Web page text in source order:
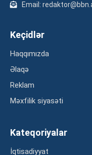
Email:
Keçidlər
Haqqımızda
Əlaqə
Reklam
Məxfilik siyasəti
Kateqoriyalar
İqtisadiyyat